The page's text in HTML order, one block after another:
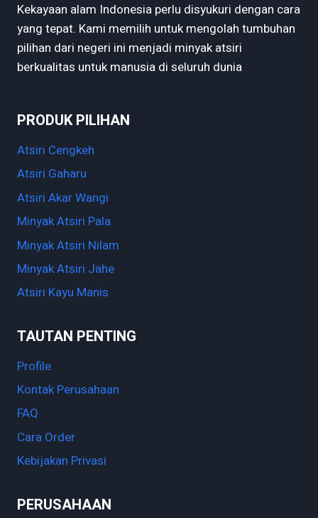
Kekayaan alam Indonesia perlu disyukuri dengan cara
yang tepat. Kami memilih untuk mengolah tumbuhan
pilihan dari negeri ini menjadi minyak atsiri
berkualitas untuk manusia di seluruh dunia
PRODUK PILIHAN
Atsiri Cengkeh
Atsiri Gaharu
Atsiri Akar Wangi
Minyak Atsiri Pala
Minyak Atsiri Nilam
Minyak Atsiri Jahe
Atsiri Kayu Manis
TAUTAN PENTING
Profile
Kontak Perusahaan
FAQ
Cara Order
Kebijakan Privasi
PERUSAHAAN